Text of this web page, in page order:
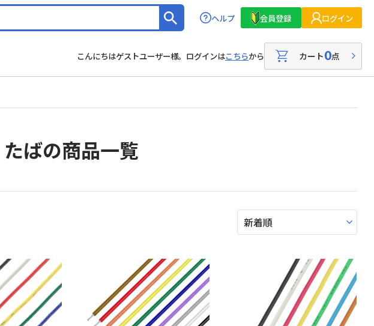
ヘルプ 会員登録 ログイン
こんにちはゲストユーザー様。ログインはこちらから カート0点
たばの商品一覧